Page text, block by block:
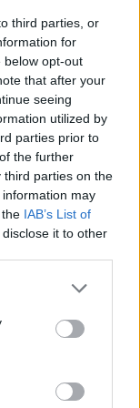
third parties, or
for
below opt-out
that after your
seeing
utilized by
parties prior to
the further
third parties on the
information may
IAB’s List of
it to other
or more Google
You may click to
party tags to
in below Google
un
guarda